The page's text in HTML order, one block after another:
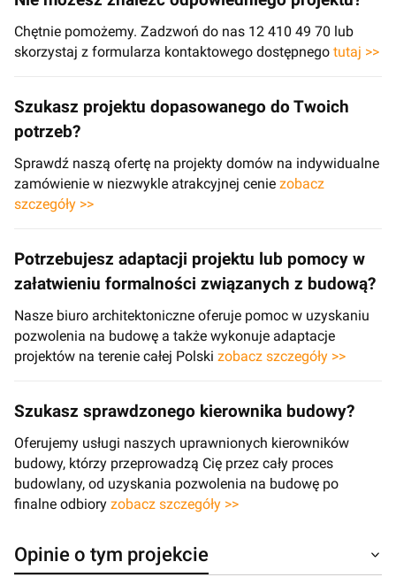
Chętnie pomożemy. Zadzwoń do nas 12 410 49 70 lub
skorzystaj z formularza kontaktowego dostępnego tutaj >>
Szukasz projektu dopasowanego do Twoich
potrzeb?
Sprawdź naszą ofertę na projekty domów na indywidualne
zamówienie w niezwykle atrakcyjnej cenie zobacz
szczegóły >>
Potrzebujesz adaptacji projektu lub pomocy w
załatwieniu formalności związanych z budową?
Nasze biuro architektoniczne oferuje pomoc w uzyskaniu
pozwolenia na budowę a także wykonuje adaptacje
projektów na terenie całej Polski zobacz szczegóły >>
Szukasz sprawdzonego kierownika budowy?
Oferujemy usługi naszych uprawnionych kierowników
budowy, którzy przeprowadzą Cię przez cały proces
budowlany, od uzyskania pozwolenia na budowę po
finalne odbiory zobacz szczegóły >>
Opinie o tym projekcie